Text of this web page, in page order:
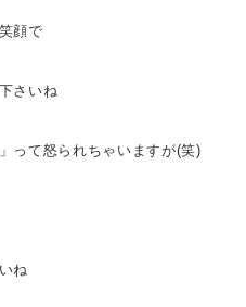
顔で
さいね
」って怒られちゃいますが(笑)
ね